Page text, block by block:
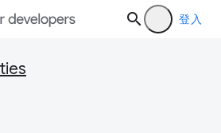
登入